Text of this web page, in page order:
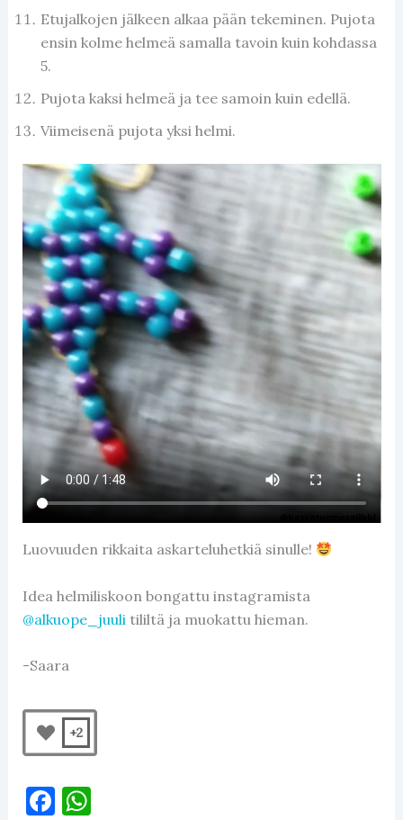
Etujalkojen jälkeen alkaa pään tekeminen. Pujota
ensin kolme helmeä samalla tavoin kuin kohdassa
5.
Pujota kaksi helmeä ja tee samoin kuin edellä.
Viimeisenä pujota yksi helmi.
Luovuuden rikkaita askarteluhetkiä sinulle!
Idea helmiliskoon bongattu instagramista
@alkuope_juuli tililtä ja muokattu hieman.
-Saara
+2
F W